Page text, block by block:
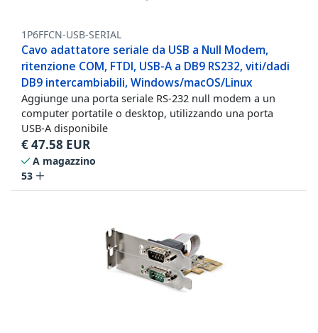
1P6FFCN-USB-SERIAL
Cavo adattatore seriale da USB a Null Modem,
ritenzione COM, FTDI, USB-A a DB9 RS232, viti/dadi
DB9 intercambiabili, Windows/macOS/Linux
Aggiunge una porta seriale RS-232 null modem a un
computer portatile o desktop, utilizzando una porta
USB-A disponibile
€47.58 EUR
A magazzino
53